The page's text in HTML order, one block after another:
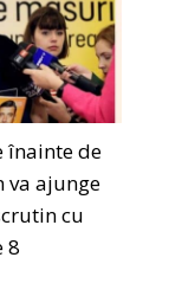
înainte de
va ajunge
cu
8